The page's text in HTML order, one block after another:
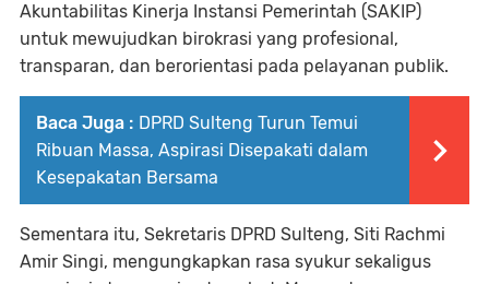
Akuntabilitas Kinerja Instansi Pemerintah (SAKIP)
untuk mewujudkan birokrasi yang profesional,
transparan, dan berorientasi pada pelayanan publik.
Baca Juga : DPRD Sulteng Turun Temui
Ribuan Massa, Aspirasi Disepakati dalam
Kesepakatan Bersama
Sementara itu, Sekretaris DPRD Sulteng, Siti Rachmi
Amir Singi, mengungkapkan rasa syukur sekaligus